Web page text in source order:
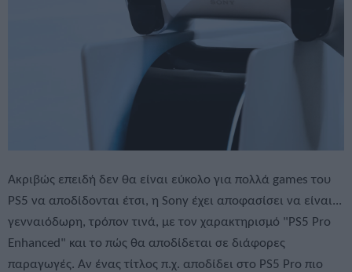
Ακριβώς επειδή δεν θα είναι εύκολο για πολλά games του
PS5 να αποδίδονται έτσι, η Sony έχει αποφασίσει να είναι...
γενναιόδωρη, τρόπον τινά, με τον χαρακτηρισμό "PS5 Pro
Enhanced" και το πώς θα αποδίδεται σε διάφορες
παραγωγές. Αν ένας τίτλος π.χ. αποδίδει στο PS5 Pro πιο